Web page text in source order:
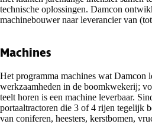
technische oplossingen. Damcon
machinebouwer naar leverancier van
Machines
Het programma machines wat Damcon
werkzaamheden in de boomkwekerij;
teelt horen is een machine leverbaar.
portaaltractoren die 3 of 4 rijen tegelijk
van coniferen, heesters, kerstbomen,